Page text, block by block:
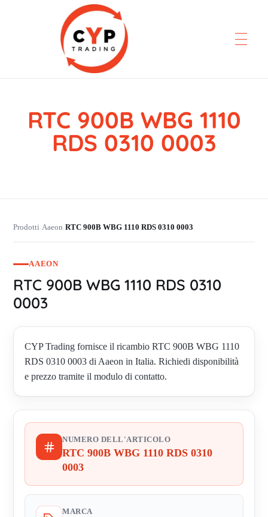
CYP Trading
Professionelle Ersatzteilbeschaffung
RTC 900B WBG 1110
RDS 0310 0003
Prodotti›Aaeon›RTC 900B WBG 1110 RDS 0310 0003
AAEON
RTC 900B WBG 1110 RDS 0310
0003
CYP Trading fornisce il ricambio RTC 900B WBG 1110
RDS 0310 0003 di Aaeon in Italia. Richiedi disponibilità
e prezzo tramite il modulo di contatto.
NUMERO DELL'ARTICOLO
RTC 900B WBG 1110 RDS 0310
0003
MARCA